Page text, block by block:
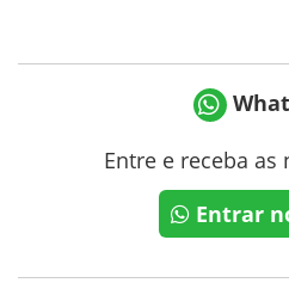
Entre e receba
Entrar